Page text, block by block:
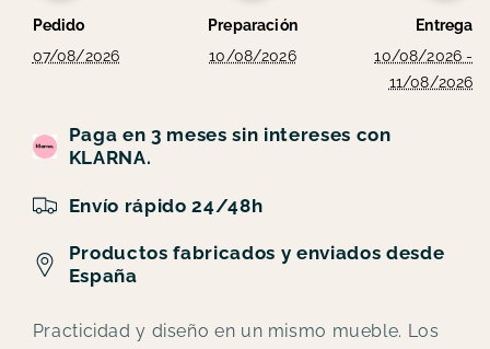
Pedido
07/08/2026
Preparación
10/08/2026
Entrega
10/08/2026 -
11/08/2026
Paga en 3 meses sin intereses con
KLARNA.
Envío rápido 24/48h
Productos fabricados y enviados desde
España
Practicidad y diseño en un mismo mueble. Los